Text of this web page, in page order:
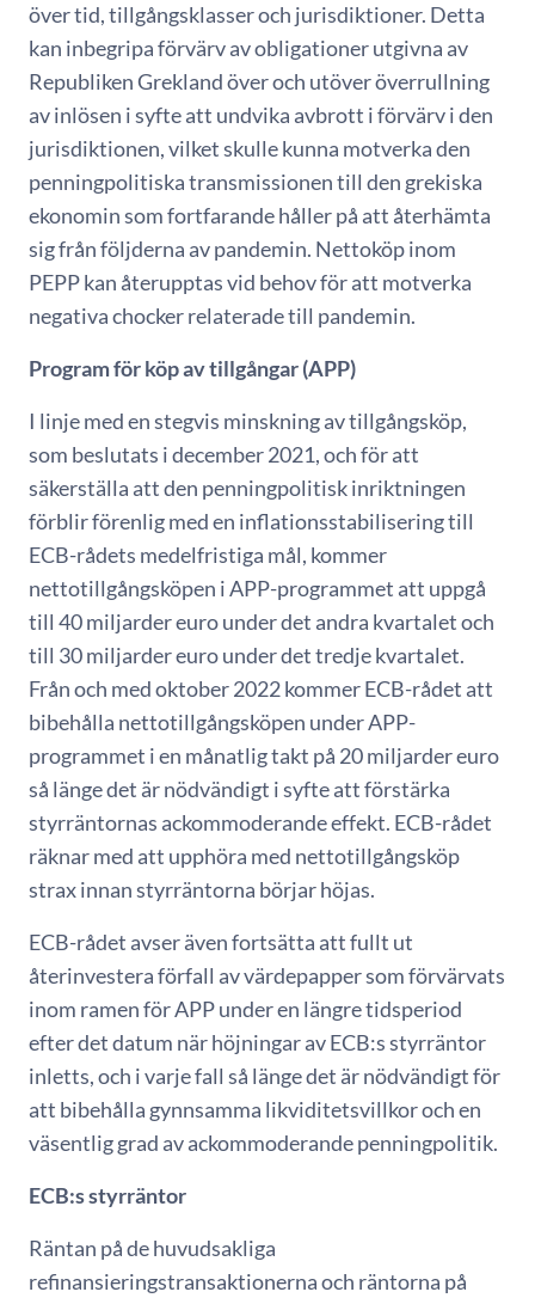
över tid, tillgångsklasser och jurisdiktioner. Detta
kan inbegripa förvärv av obligationer utgivna av
Republiken Grekland över och utöver överrullning
av inlösen i syfte att undvika avbrott i förvärv i den
jurisdiktionen, vilket skulle kunna motverka den
penningpolitiska transmissionen till den grekiska
ekonomin som fortfarande håller på att återhämta
sig från följderna av pandemin. Nettoköp inom
PEPP kan återupptas vid behov för att motverka
negativa chocker relaterade till pandemin.
Program för köp av tillgångar (APP)
I linje med en stegvis minskning av tillgångsköp,
som beslutats i december 2021, och för att
säkerställa att den penningpolitisk inriktningen
förblir förenlig med en inflationsstabilisering till
ECB-rådets medelfristiga mål, kommer
nettotillgångsköpen i APP-programmet att uppgå
till 40 miljarder euro under det andra kvartalet och
till 30 miljarder euro under det tredje kvartalet.
Från och med oktober 2022 kommer ECB-rådet att
bibehålla nettotillgångsköpen under APP-
programmet i en månatlig takt på 20 miljarder euro
så länge det är nödvändigt i syfte att förstärka
styrräntornas ackommoderande effekt. ECB-rådet
räknar med att upphöra med nettotillgångsköp
strax innan styrräntorna börjar höjas.
ECB-rådet avser även fortsätta att fullt ut
återinvestera förfall av värdepapper som förvärvats
inom ramen för APP under en längre tidsperiod
efter det datum när höjningar av ECB:s styrräntor
inletts, och i varje fall så länge det är nödvändigt för
att bibehålla gynnsamma likviditetsvillkor och en
väsentlig grad av ackommoderande penningpolitik.
ECB:s styrräntor
Räntan på de huvudsakliga
refinansieringstransaktionerna och räntorna på